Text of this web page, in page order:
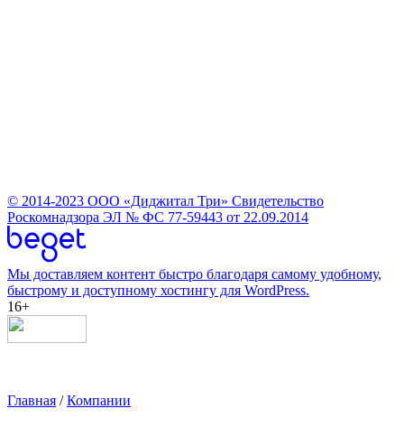
© 2014-2023 ООО «Диджитал Три» Свидетельство
Роскомнадзора ЭЛ № ФС 77-59443 от 22.09.2014
Мы доставляем контент быстро благодаря самому удобному,
быстрому и доступному хостингу для WordPress.
16+
Главная /Компании